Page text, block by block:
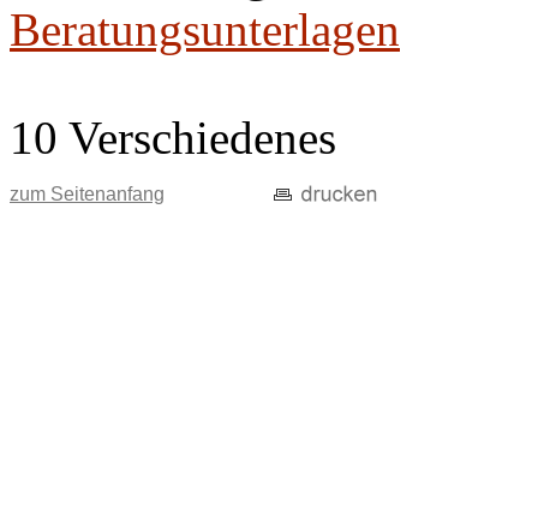
Beratungsunterlagen
10 Verschiedenes
zum Seitenanfang